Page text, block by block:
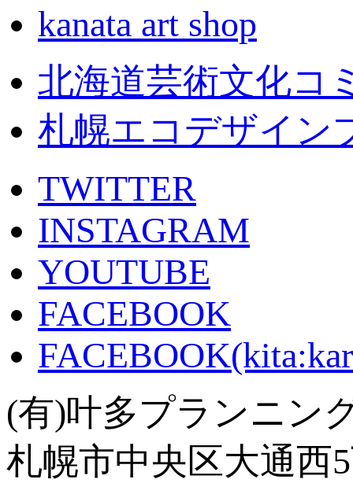
kanata art shop
北海道芸術文化コ
札幌エコデザイン
TWITTER
INSTAGRAM
YOUTUBE
FACEBOOK
(有)叶多プランニン
札幌市中央区大通